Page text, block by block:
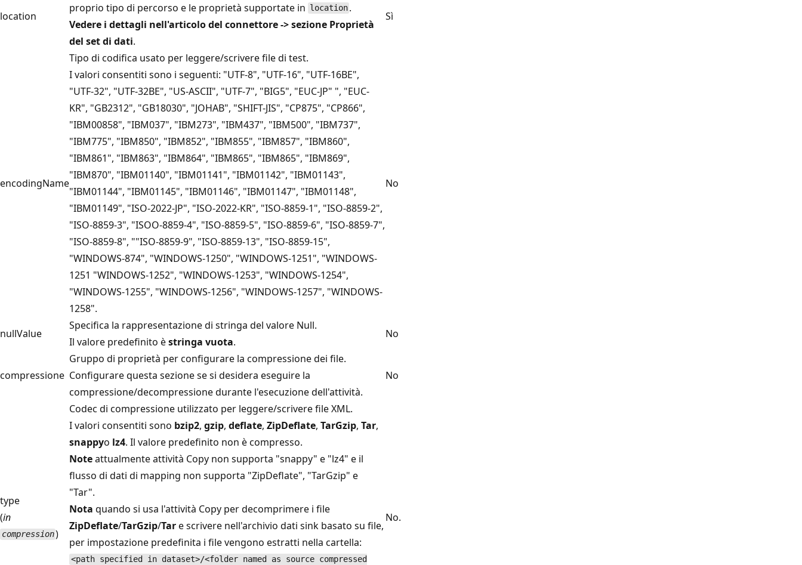
location
proprio tipo di percorso e le proprietà supportate in location .
Vedere i dettagli nell'articolo del connettore -> sezione Proprietà
del set di dati.
Sì
encodingName
Tipo di codifica usato per leggere/scrivere file di test.
I valori consentiti sono i seguenti: "UTF-8", "UTF-16", "UTF-16BE",
"UTF-32", "UTF-32BE", "US-ASCII", "UTF-7", "BIG5", "EUC-JP" ", "EUC-
KR", "GB2312", "GB18030", "JOHAB", "SHIFT-JIS", "CP875", "CP866",
"IBM00858", "IBM037", "IBM273", "IBM437", "IBM500", "IBM737",
"IBM775", "IBM850", "IBM852", "IBM855", "IBM857", "IBM860",
"IBM861", "IBM863", "IBM864", "IBM865", "IBM865", "IBM869",
"IBM870", "IBM01140", "IBM01141", "IBM01142", "IBM01143",
"IBM01144", "IBM01145", "IBM01146", "IBM01147", "IBM01148",
"IBM01149", "ISO-2022-JP", "ISO-2022-KR", "ISO-8859-1", "ISO-8859-2",
"ISO-8859-3", "ISOO-8859-4", "ISO-8859-5", "ISO-8859-6", "ISO-8859-7",
"ISO-8859-8", ""ISO-8859-9", "ISO-8859-13", "ISO-8859-15",
"WINDOWS-874", "WINDOWS-1250", "WINDOWS-1251", "WINDOWS-
1251 "WINDOWS-1252", "WINDOWS-1253", "WINDOWS-1254",
"WINDOWS-1255", "WINDOWS-1256", "WINDOWS-1257", "WINDOWS-
1258".
No
nullValue
Specifica la rappresentazione di stringa del valore Null.
Il valore predefinito èstringa vuota.
No
compressione
Gruppo di proprietà per configurare la compressione dei file.
Configurare questa sezione se si desidera eseguire la
compressione/decompressione durante l'esecuzione dell'attività.
No
type
(in
compression)
Codec di compressione utilizzato per leggere/scrivere file XML.
I valori consentiti sono bzip2, gzip, deflate, ZipDeflate, TarGzip, Tar,
snappyo lz4. Il valore predefinito non è compresso.
Noteattualmente attività Copy non supporta "snappy" e "lz4" e il
flusso di dati di mapping non supporta "ZipDeflate", "TarGzip" e
"Tar".
Nota quando si usa l'attività Copy per decomprimere i file
ZipDeflate/TarGzip/Tare scrivere nell'archivio dati sink basato su file,
per impostazione predefinita i file vengono estratti nella cartella:
<path specified in dataset>/<folder named as source compressed
No.